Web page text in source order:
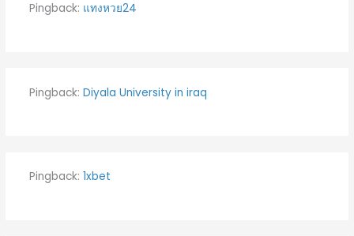
Pingback: แทงหวย24
Pingback: Diyala University in iraq
Pingback: 1xbet